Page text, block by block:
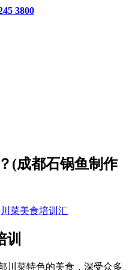
3800
(成都石锅鱼制作
川菜美食培训汇
训
川菜特色的美食，深受众多